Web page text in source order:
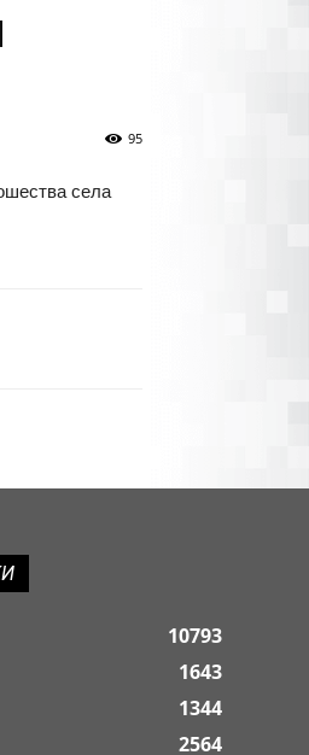
95
села
10793
1643
1344
2564